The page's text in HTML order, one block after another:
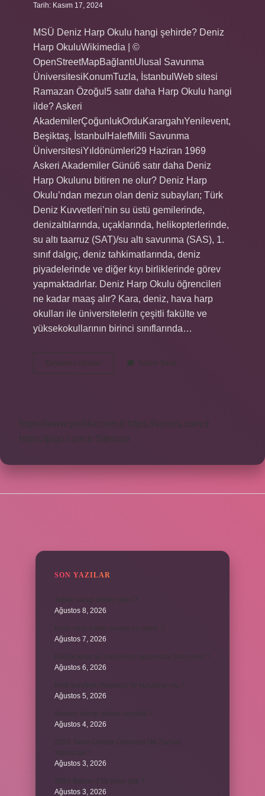
Tarih: Kasım 17, 2024
MSÜ Deniz Harp Okulu hangi şehirde? Deniz
Harp OkuluWikimedia | ©
OpenStreetMapBağlantıUlusal Savunma
ÜniversitesiKonumTuzla, İstanbulWeb sitesi
Ramazan Özoğul5 satır daha Harp Okulu hangi
ilde? Askeri
AkademilerÇoğunlukOrduKarargahıYenilevent,
Beşiktaş, İstanbulHalefMilli Savunma
ÜniversitesiYıldönümleri29 Haziran 1969
Askeri Akademiler Günü6 satır daha Deniz
Harp Okulunu bitiren ne olur? Deniz Harp
Okulu’ndan mezun olan deniz subayları; Türk
Deniz Kuvvetleri’nin su üstü gemilerinde,
denizaltılarında, uçaklarında, helikopterlerinde,
su altı taarruz (SAT)/su altı savunma (SAS), 1.
sınıf dalgıç, deniz tahkimatlarında, deniz
piyadelerinde ve diğer kıyı birliklerinde görev
yapmaktadırlar. Deniz Harp Okulu öğrencileri
ne kadar maaş alır? Kara, deniz, hava harp
okulları ile üniversitelerin çeşitli fakülte ve
yüksekokullarının birinci sınıflarında…
Devamını okuyun
Harp
Yorum Bırak
https://www.profikir.com.tr
https://sonics.com.tr
https://pigo.com.tr
Sitemap
SON YAZILAR
Ağustos 8, 2026
Ağustos 7, 2026
Ağustos 6, 2026
Ağustos 5, 2026
Ağustos 4, 2026
Ağustos 3, 2026
Ağustos 3, 2026